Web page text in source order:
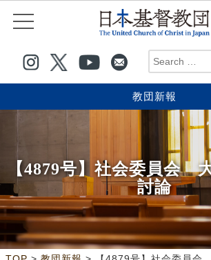
教団新報
【4879号】社会委員会
討論